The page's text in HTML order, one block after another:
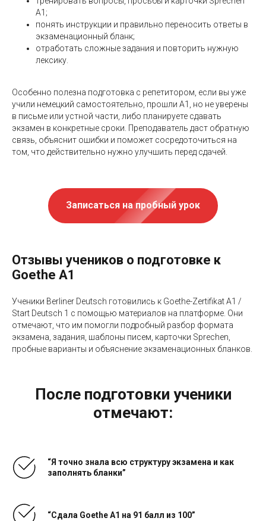
A1;
понять инструкции и правильно переносить ответы в
экзаменационный бланк;
отработать сложные задания и повторить нужную
лексику.
Особенно полезна подготовка с репетитором, если вы уже
учили немецкий самостоятельно, прошли A1, но не уверены
в письме или устной части, либо планируете сдавать
экзамен в конкретные сроки. Преподаватель даст обратную
связь, объяснит ошибки и поможет сосредоточиться на
том, что действительно нужно улучшить перед сдачей.
Записаться на пробный урок
Отзывы учеников о подготовке к
Goethe A1
Ученики Berliner Deutsch готовились к Goethe-Zertifikat A1 /
Start Deutsch 1 с помощью материалов на платформе. Они
отмечают, что им помогли подробный разбор формата
экзамена, задания, шаблоны писем, карточки Sprechen,
пробные варианты и объяснение экзаменационных бланков.
После подготовки ученики
отмечают:
“Я точно знала всю структуру экзамена и как
заполнять бланки”
“Сдала Goethe A1 на 91 балл из 100”